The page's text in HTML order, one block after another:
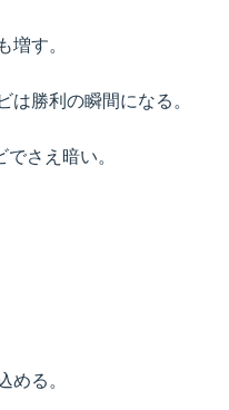
増す。
は勝利の瞬間になる。
さえ暗い。
める。